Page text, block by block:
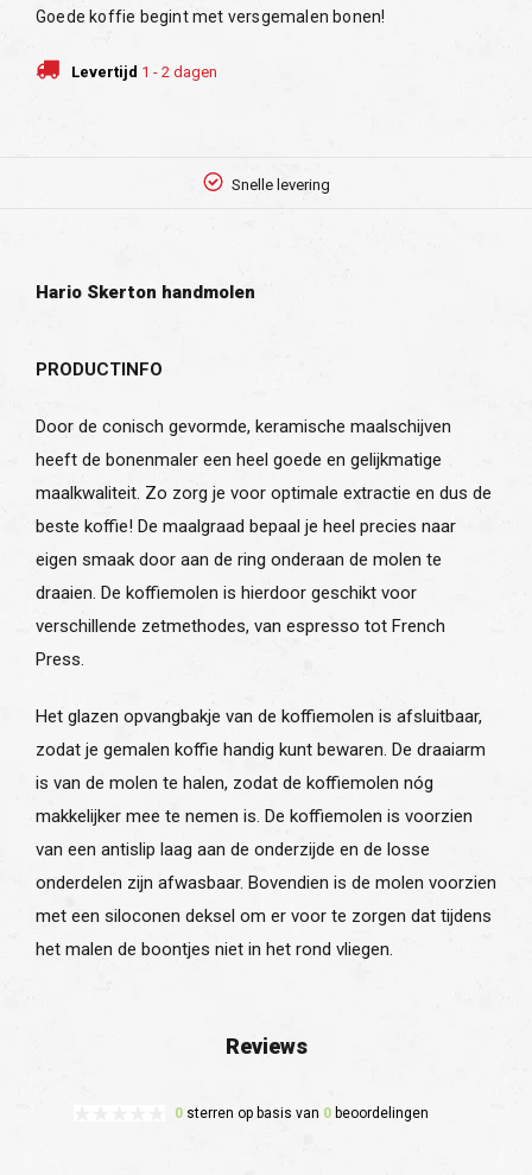
Goede koffie begint met versgemalen bonen!
Levertijd 1 - 2 dagen
Snelle levering
Hario Skerton handmolen
PRODUCTINFO
Door de conisch gevormde, keramische maalschijven
heeft de bonenmaler een heel goede en gelijkmatige
maalkwaliteit. Zo zorg je voor optimale extractie en dus de
beste koffie! De maalgraad bepaal je heel precies naar
eigen smaak door aan de ring onderaan de molen te
draaien. De koffiemolen is hierdoor geschikt voor
verschillende zetmethodes, van espresso tot French
Press.
Het glazen opvangbakje van de koffiemolen is afsluitbaar,
zodat je gemalen koffie handig kunt bewaren. De draaiarm
is van de molen te halen, zodat de koffiemolen nóg
makkelijker mee te nemen is. De koffiemolen is voorzien
van een antislip laag aan de onderzijde en de losse
onderdelen zijn afwasbaar. Bovendien is de molen voorzien
met een siloconen deksel om er voor te zorgen dat tijdens
het malen de boontjes niet in het rond vliegen.
Reviews
0 sterren op basis van 0 beoordelingen